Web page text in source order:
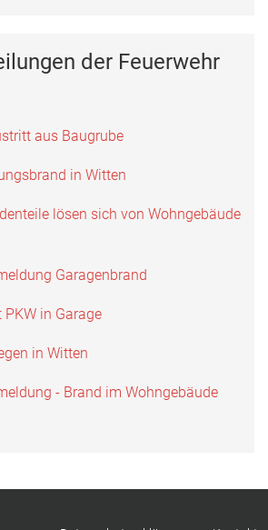
der Feuerwehr
aus Baugrube
in Witten
lösen sich von Wohngebäude
Garagenbrand
PKW in Garage
in Witten
- Brand im Wohngebäude